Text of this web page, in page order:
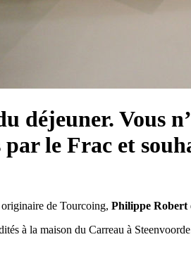
déjeuner. Vous
le Frac et
de Tourcoing, Philippe Robert
à la maison du Carreau à